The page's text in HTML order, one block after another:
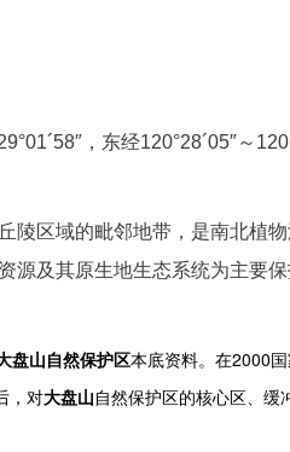
，东经120°28´05″～
区域的毗邻地带，是南北植
及其原生地生态系统为主要
盘山自然保护区本底资料。在2000
，对大盘山自然保护区的核心区、